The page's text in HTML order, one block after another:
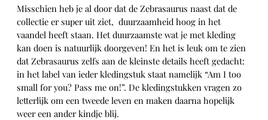
Misschien heb je al door dat de Zebrasaurus naast dat de
collectie er super uit ziet, duurzaamheid hoog in het
vaandel heeft staan. Het duurzaamste wat je met kleding
kan doen is natuurlijk doorgeven! En het is leuk om te zien
dat Zebrasaurus zelfs aan de kleinste details heeft gedacht:
in het label van ieder kledingstuk staat namelijk “Am I too
small for you? Pass me on!”. De kledingstukken vragen zo
letterlijk om een tweede leven en maken daarna hopelijk
weer een ander kindje blij.